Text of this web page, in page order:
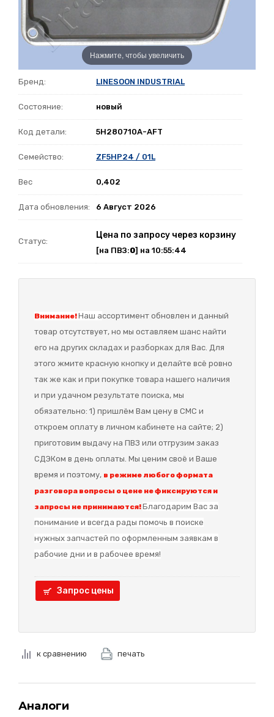
Нажмите, чтобы увеличить
Бренд: LINESOON INDUSTRIAL
Состояние: новый
Код детали: 5H280710A-AFT
Семейство: ZF5HP24 / 01L
Вес 0,402
Дата обновления: 6 Август 2026
Статус:
Цена по запросу через корзину
[на ПВЗ:0] на 10:55:44
Внимание!Наш ассортимент обновлен и данный
товар отсутствует, но мы оставляем шанс найти
его на других складах и разборках для Вас. Для
этого жмите красную кнопку и делайте всё ровно
так же как и при покупке товара нашего наличия
и при удачном результате поиска, мы
обязательно: 1) пришлём Вам цену в СМС и
откроем оплату в личном кабинете на сайте; 2)
приготовим выдачу на ПВЗ или отгрузим заказ
СДЭКом в день оплаты. Мы ценим своё и Ваше
время и поэтому, в режиме любого формата
разговора вопросы о цене не фиксируются и
запросы не принимаются!Благодарим Вас за
понимание и всегда рады помочь в поиске
нужных запчастей по оформленным заявкам в
рабочие дни и в рабочее время!
Запрос цены
к сравнению печать
Аналоги